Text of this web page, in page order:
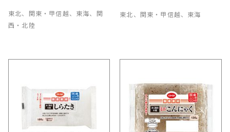
東北、関東・甲信越、東海、関
西・北陸
東北、関東・甲信越、東海